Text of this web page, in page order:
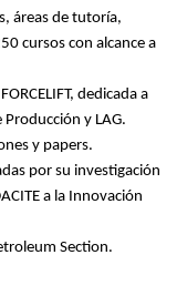
áreas de tutoría,
cursos con alcance a
dedicada a
y LAG.
y papers.
por su investigación
a la Innovación
Section.